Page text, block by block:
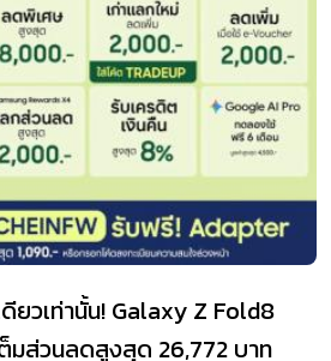
ยวเท่านั้น! Galaxy Z Fold8
มส่วนลดสูงสุด 26,772 บาท